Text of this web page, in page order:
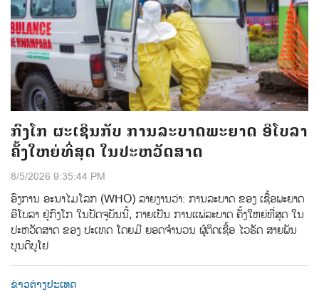
ກົງໂກ ຜະເຊີນກັບ ການລະບາດພະຍາດ ອີໂບລາ
ຄັ້ງໃຫຍ່ທີ່ສຸດ ໃນປະຫວັດສາດ
8/5/2026 9:35:44 PM
ອົງການ ອະນາໄມໂລກ (WHO) ລາຍງານວ່າ: ການລະບາດ ຂອງ ເຊື້ອພະຍາດ
ອີໂບລາ ຢູ່ກົງໂກ ໃນປັດຈຸບັນນີ້, ກາຍເປັນ ການແພ່ລະບາດ ຄັ້ງໃຫຍ່ທີ່ສຸດ ໃນ
ປະຫວັດສາດ ຂອງ ປະເທດ ໂດຍມີ ຍອດຈຳນວນ ຜູ້ຕິດເຊື້ອ ໄວຣັດ ສາຍພັນ
ບຸນດີບູໂຢ
ຂ່າວຕ່າງປະເທດ